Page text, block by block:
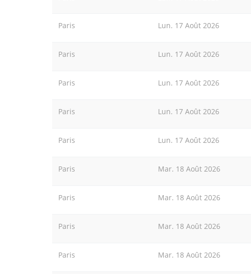
Paris Lun. 17 Août 2026
Paris Lun. 17 Août 2026
Paris Lun. 17 Août 2026
Paris Lun. 17 Août 2026
Paris Lun. 17 Août 2026
Paris Mar. 18 Août 2026
Paris Mar. 18 Août 2026
Paris Mar. 18 Août 2026
Paris Mar. 18 Août 2026